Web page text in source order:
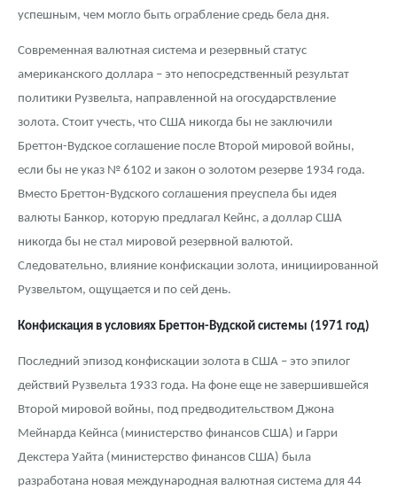
успешным, чем могло быть ограбление средь бела дня.
Современная валютная система и резервный статус
американского доллара – это непосредственный результат
политики Рузвельта, направленной на огосударствление
золота. Стоит учесть, что США никогда бы не заключили
Бреттон-Вудское соглашение после Второй мировой войны,
если бы не указ № 6102 и закон о золотом резерве 1934 года.
Вместо Бреттон-Вудского соглашения преуспела бы идея
валюты Банкор, которую предлагал Кейнс, а доллар США
никогда бы не стал мировой резервной валютой.
Следовательно, влияние конфискации золота, инициированной
Рузвельтом, ощущается и по сей день.
Конфискация в условиях Бреттон-Вудской системы (1971 год)
Последний эпизод конфискации золота в США – это эпилог
действий Рузвельта 1933 года. На фоне еще не завершившейся
Второй мировой войны, под предводительством Джона
Мейнарда Кейнса (министерство финансов США) и Гарри
Декстера Уайта (министерство финансов США) была
разработана новая международная валютная система для 44